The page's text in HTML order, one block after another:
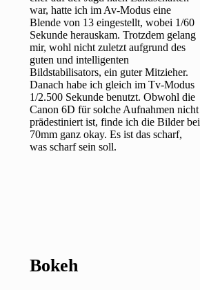
war, hatte ich im Av-Modus eine
Blende von 13 eingestellt, wobei 1/60
Sekunde herauskam. Trotzdem gelang
mir, wohl nicht zuletzt aufgrund des
guten und intelligenten
Bildstabilisators, ein guter Mitzieher.
Danach habe ich gleich im Tv-Modus
1/2.500 Sekunde benutzt. Obwohl die
Canon 6D für solche Aufnahmen nicht
prädestiniert ist, finde ich die Bilder bei
70mm ganz okay. Es ist das scharf,
was scharf sein soll.
Bokeh